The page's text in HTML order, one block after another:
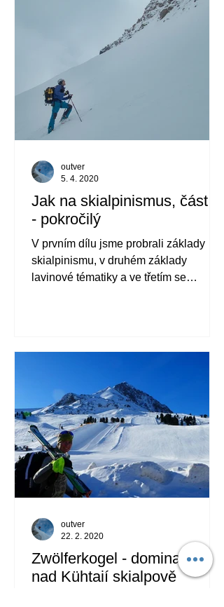
Jak na skialpinismus, část 3.
- pokročilý
V prvním dílu jsme probrali základy
skialpinismu, v druhém základy
lavinové tématiky a ve třetím se
outver
5. 4. 2020
Zwölferkogel - dominanta
nad Kühtaií skialpově
outver
22. 2. 2020